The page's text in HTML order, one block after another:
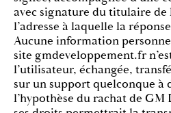
avec signature du titulaire de
l’adresse à laquelle la
Aucune information
site gmdeveloppement.fr
l’utilisateur, échangée,
sur un support quelconque à
l’hypothèse du rachat de